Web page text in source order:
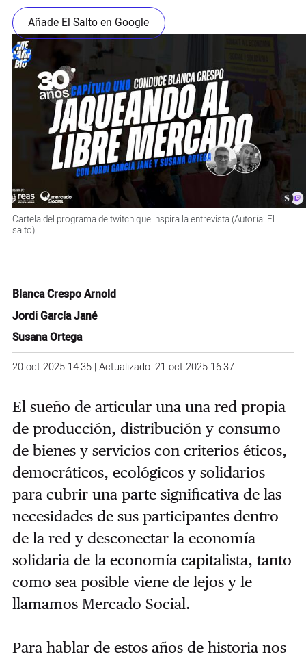
Añade El Salto en Google
Cartela del programa de twitch que inspira la entrevista (Autoría: El
salto)
Blanca Crespo Arnold
Jordi García Jané
Susana Ortega
20 oct 2025 14:35 | Actualizado: 21 oct 2025 16:37
El sueño de articular una una red propia
de producción, distribución y consumo
de bienes y servicios con criterios éticos,
democráticos, ecológicos y solidarios
para cubrir una parte significativa de las
necesidades de sus participantes dentro
de la red y desconectar la economía
solidaria de la economía capitalista, tanto
como sea posible viene de lejos y le
llamamos Mercado Social.
Para hablar de estos años de historia nos